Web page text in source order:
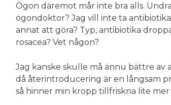
Ögon däremot mår inte bra alls.
ögondoktor? Jag vill inte ta
annat att göra? Typ, antibiotika
rosacea? Vet någon?
Jag kanske skulle må ännu bättre av
då återintroducering är en långsam
så hinner min kropp tillfriskna lite